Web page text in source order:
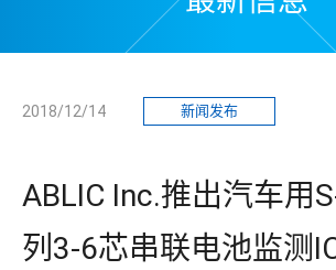
2018/12/14 新闻发布
ABLIC Inc.推出汽车用
列3-6芯串联电池监测